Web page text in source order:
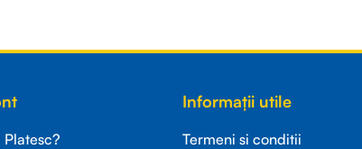
Informații utile
Termeni si conditii